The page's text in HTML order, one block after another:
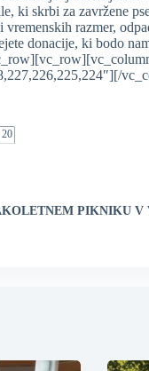
ki skrbi za zavržene
razmer,
donacije, ki bodo
20
PIKNIKU V